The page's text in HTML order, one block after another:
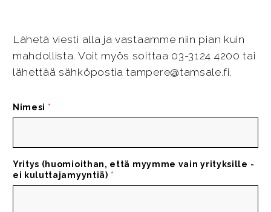
Lähetä viesti alla ja vastaamme niin pian kuin
mahdollista. Voit myös soittaa 03-3124 4200 tai
lähettää sähköpostia tampere@tamsale.fi.
Nimesi *
Yritys (huomioithan, että myymme vain yrityksille -
ei kuluttajamyyntiä) *